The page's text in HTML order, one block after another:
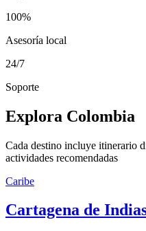
100%
Asesoría local
24/7
Soporte
Explora Colombia
Cada destino incluye itinerario
actividades recomendadas
Caribe
Cartagena de